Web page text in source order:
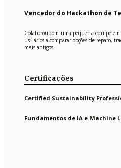
Vencedor do Hackathon de
Colaborou com uma pequena equipe
usuários a comparar opções de reparo,
mais antigos.
Certificações
Certified Sustainability
Fundamentos de IA e Machine